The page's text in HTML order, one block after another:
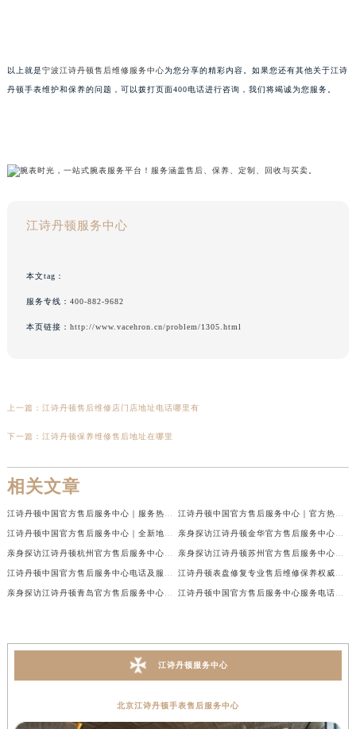
以上就是宁波江诗丹顿售后维修服务中心为您分享的精彩内容。如果您还有其他关于江诗
丹顿手表维护和保养的问题，可以拨打页面400电话进行咨询，我们将竭诚为您服务。
江诗丹顿服务中心
本文tag：
服务专线： 400-882-9682
本页链接： http://www.vacehron.cn/problem/1305.html
上一篇： 江诗丹顿售后维修店门店地址电话哪里有
下一篇： 江诗丹顿保养维修售后地址在哪里
相关文章
江诗丹顿中国官方售后服务中心｜服务热线及全部维修地址权威信息通告（2026年7月最新） 江诗丹顿中国官方售后服务中心｜官方热线与门店地址权威信息声明（2026年7月最新）
江诗丹顿中国官方售后服务中心｜全新地址及售后电话权威信息通告（2026年7月最新） 亲身探访江诗丹顿金华官方售后服务中心｜全新地址电话（2026年7月最新）
亲身探访江诗丹顿杭州官方售后服务中心｜全部网点地址电话（2026年7月最新） 亲身探访江诗丹顿苏州官方售后服务中心｜完整地址与联系电话（2026年7月最新）
江诗丹顿中国官方售后服务中心电话及服务网点地址实地考察报告_多信源验证（2026年7月最新） 江诗丹顿表盘修复专业售后维修保养权威公示（2026年7月最新）
亲身探访江诗丹顿青岛官方售后服务中心｜全新服务热线及门店地址（2026年7月最新） 江诗丹顿中国官方售后服务中心服务电话及详细地址实地考察报告_多信源验证（2026年7月最新）
江诗丹顿服务中心
北京江诗丹顿手表售后服务中心